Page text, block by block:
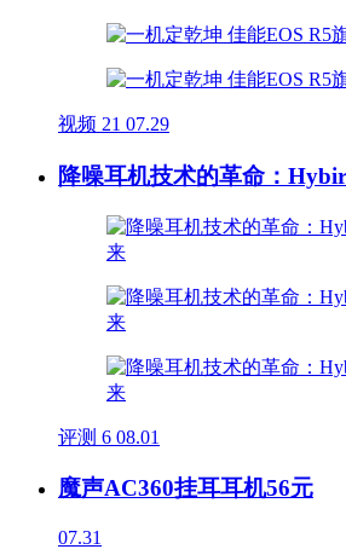
视频 21 07.29
降噪耳机技术的革命：
评测 6 08.01
魔声AC360挂耳耳机56元
07.31